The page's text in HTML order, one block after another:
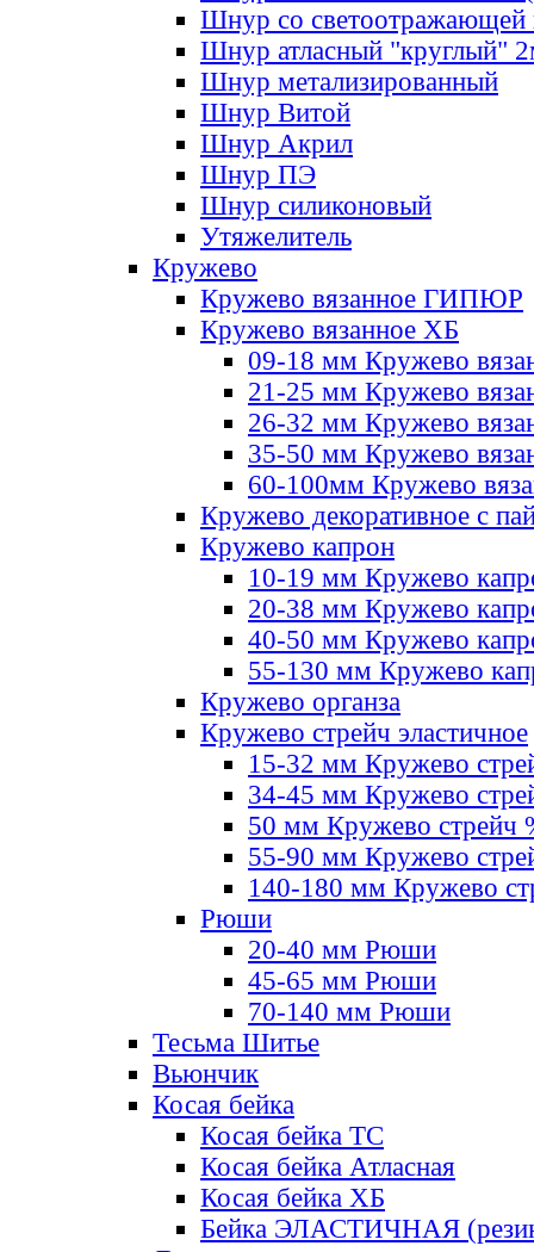
Шнур со светоотражающей
Шнур атласный "круглый"
Шнур метализированный
Шнур Витой
Шнур Акрил
Шнур ПЭ
Шнур силиконовый
Утяжелитель
Кружево
Кружево вязанное ГИПЮР
Кружево вязанное ХБ
09-18 мм Кружево
21-25 мм Кружево
26-32 мм Кружево
35-50 мм Кружево
60-100мм Кружево
Кружево декоративное с
Кружево капрон
10-19 мм Кружево
20-38 мм Кружево
40-50 мм Кружево
55-130 мм Кружево
Кружево органза
Кружево стрейч эластичное
15-32 мм Кружево
34-45 мм Кружево
50 мм Кружево стрейч
55-90 мм Кружево
140-180 мм Кружево
Рюши
20-40 мм Рюши
45-65 мм Рюши
70-140 мм Рюши
Тесьма Шитье
Вьюнчик
Косая бейка
Косая бейка ТС
Косая бейка Атласная
Косая бейка ХБ
Бейка ЭЛАСТИЧНАЯ